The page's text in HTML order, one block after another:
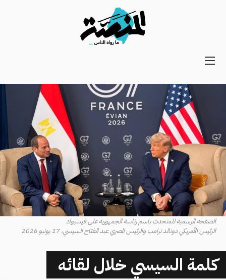
Main
Secondary
Navigation
الصفحة الرسمية للمتحدث باسم رئاسة الجمهورية على فيسبوك
الرئيس الأمريكي دونالد ترامب والرئيس المصري عبد الفتاح السيسي، 17 يونيو 2026
كلمة السيسي خلال لقائه